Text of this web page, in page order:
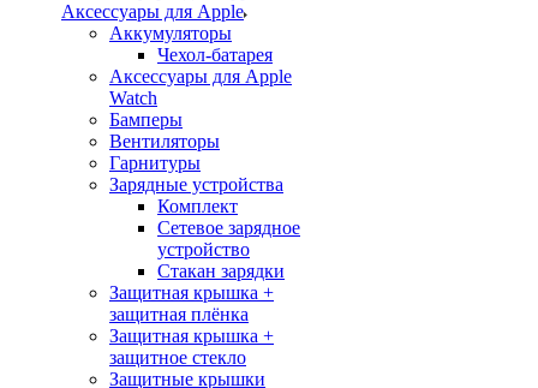
Аксессуары для Apple
Аккумуляторы
Чехол-батарея
Аксессуары для Apple
Watch
Бамперы
Вентиляторы
Гарнитуры
Зарядные устройства
Комплект
Сетевое зарядное
устройство
Стакан зарядки
Защитная крышка +
защитная плёнка
Защитная крышка +
защитное стекло
Защитные крышки